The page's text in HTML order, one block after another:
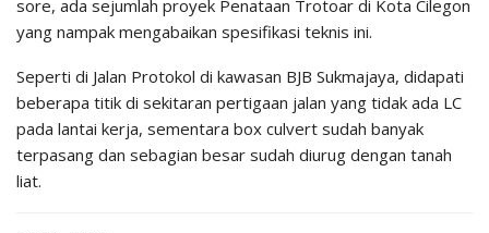
sore, ada sejumlah proyek Penataan Trotoar di Kota Cilegon
yang nampak mengabaikan spesifikasi teknis ini.
Seperti di Jalan Protokol di kawasan BJB Sukmajaya, didapati
beberapa titik di sekitaran pertigaan jalan yang tidak ada LC
pada lantai kerja, sementara box culvert sudah banyak
terpasang dan sebagian besar sudah diurug dengan tanah
liat.